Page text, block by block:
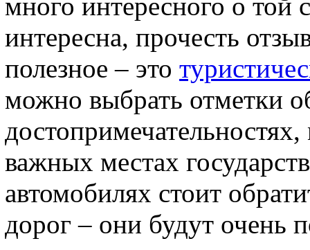
интересна, прочесть
полезное – это
можно выбрать отметки
важных местах
автомобилях стоит
дорог – они будут очень